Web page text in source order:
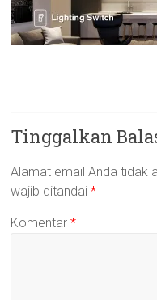
Tinggalkan
Alamat email Anda tidak
wajib ditandai*
Komentar*